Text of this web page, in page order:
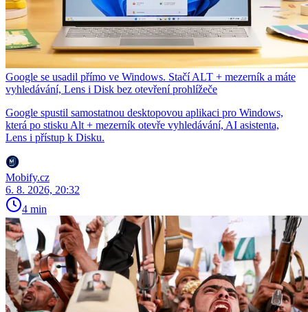
Google se usadil přímo ve Windows. Stačí ALT + mezerník a máte
vyhledávání, Lens i Disk bez otevření prohlížeče
Google spustil samostatnou desktopovou aplikaci pro Windows,
která po stisku Alt + mezerník otevře vyhledávání, AI asistenta,
Lens i přístup k Disku.
Mobify.cz
6. 8. 2026, 20:32
4 min